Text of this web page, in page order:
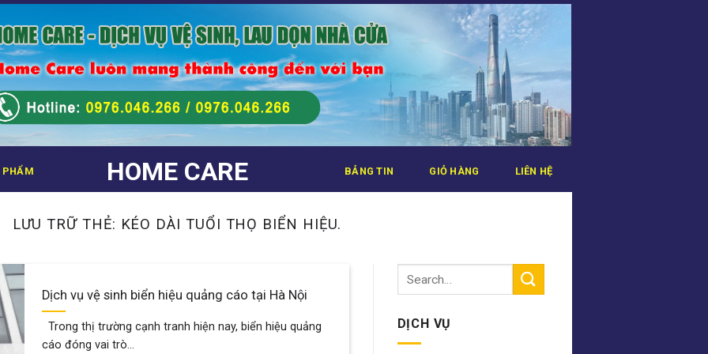
HOME CARE
PHẨM BẢNG TIN GIỎ HÀNG LIÊN HỆ
LƯU TRỮ THẺ: KÉO DÀI TUỔI THỌ BIỂN HIỆU.
Dịch vụ vệ sinh biển hiệu quảng cáo tại Hà Nội
Trong thị trường cạnh tranh hiện nay, biển hiệu quảng
cáo đóng vai trò...
DỊCH VỤ